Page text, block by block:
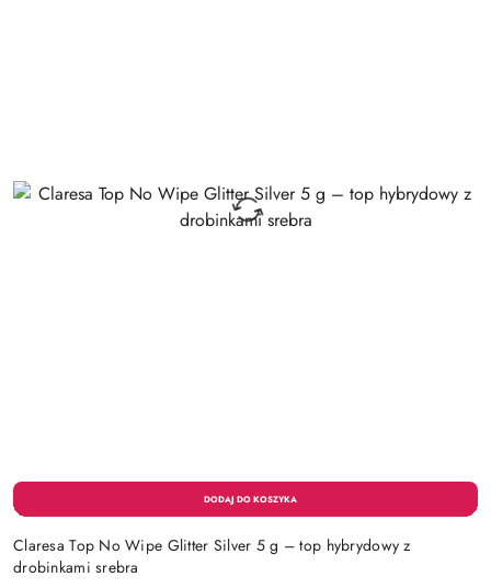
Claresa Top No Wipe Glitter Silver 5 g – top hybrydowy z
drobinkami srebra